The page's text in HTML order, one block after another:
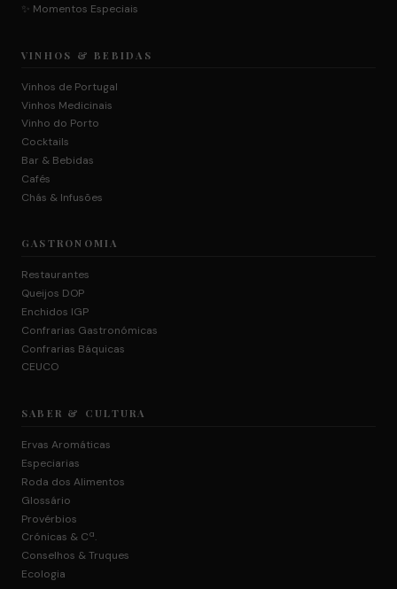
✨ Momentos Especiais
VINHOS & BEBIDAS
Vinhos de Portugal
Vinhos Medicinais
Vinho do Porto
Cocktails
Bar & Bebidas
Cafés
Chás & Infusões
GASTRONOMIA
Restaurantes
Queijos DOP
Enchidos IGP
Confrarias Gastronómicas
Confrarias Báquicas
CEUCO
SABER & CULTURA
Ervas Aromáticas
Especiarias
Roda dos Alimentos
Glossário
Provérbios
Crónicas & Cª.
Conselhos & Truques
Ecologia